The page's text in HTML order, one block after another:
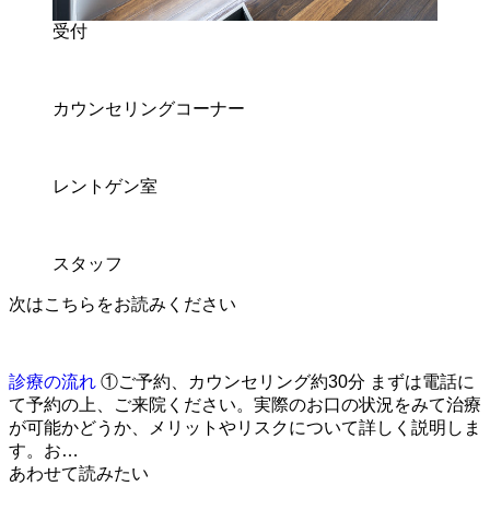
受付
カウンセリングコーナー
レントゲン室
スタッフ
次はこちらをお読みください
診療の流れ ①ご予約、カウンセリング約30分 まずは電話に
て予約の上、ご来院ください。実際のお口の状況をみて治療
が可能かどうか、メリットやリスクについて詳しく説明しま
す。お…
あわせて読みたい